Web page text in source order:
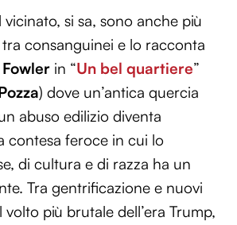
si sa, sono anche più
consanguinei e lo racconta
in “Un bel quartiere”
) dove un’antica quercia
abuso edilizio diventa
contesa feroce in cui lo
di cultura e di razza ha un
Tra gentrificazione e nuovi
più brutale dell’era Trump,